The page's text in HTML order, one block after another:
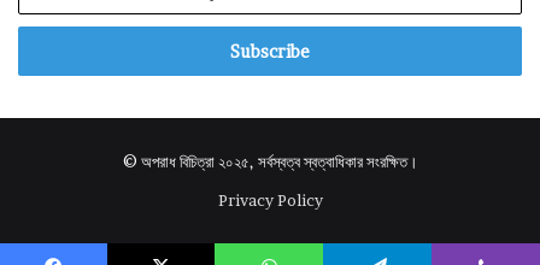
Email
© অপরাধ বিচিত্রা ২০২৫, সর্বস্বত্ব স্বত্বাধিকার সংরক্ষিত।
Privacy Policy